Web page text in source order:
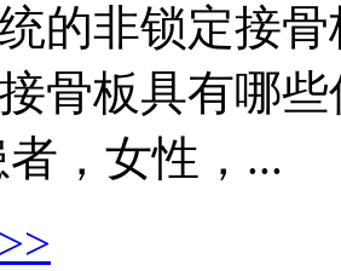
的非锁定接
骨板具有哪
，女性，...